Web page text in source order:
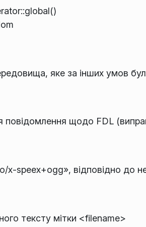
яке за інших умов
повідомлення щодо FDL
speex+ogg», відповідно до
тексту мітки <filename>